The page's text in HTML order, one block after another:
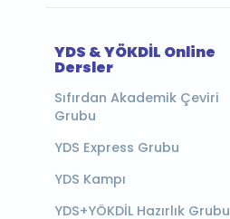
YDS & YÖKDİL Online
Dersler
Sıfırdan Akademik Çeviri
Grubu
YDS Express Grubu
YDS Kampı
YDS+YÖKDİL Hazırlık Grubu